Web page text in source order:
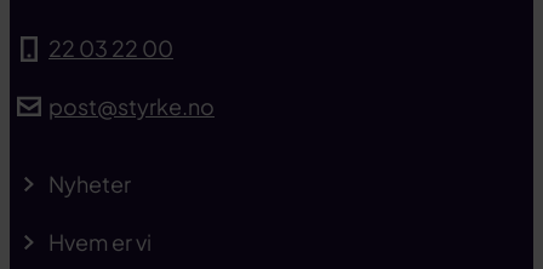
22 03 22 00
post@styrke.no
Nyheter
Hvem er vi